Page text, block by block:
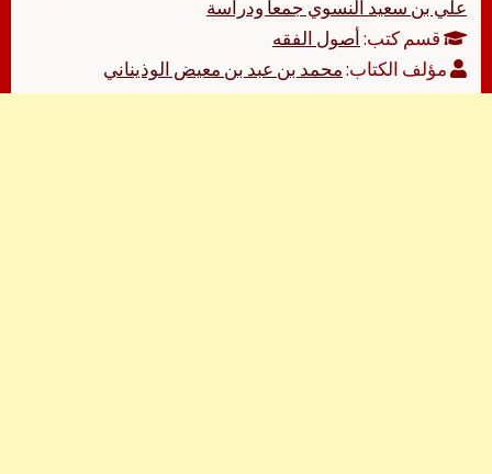
علي بن سعيد النسوي جمعا ودراسة
قسم كتب:أصول الفقه
مؤلف الكتاب:محمد بن عبد بن معيض الوذيناني